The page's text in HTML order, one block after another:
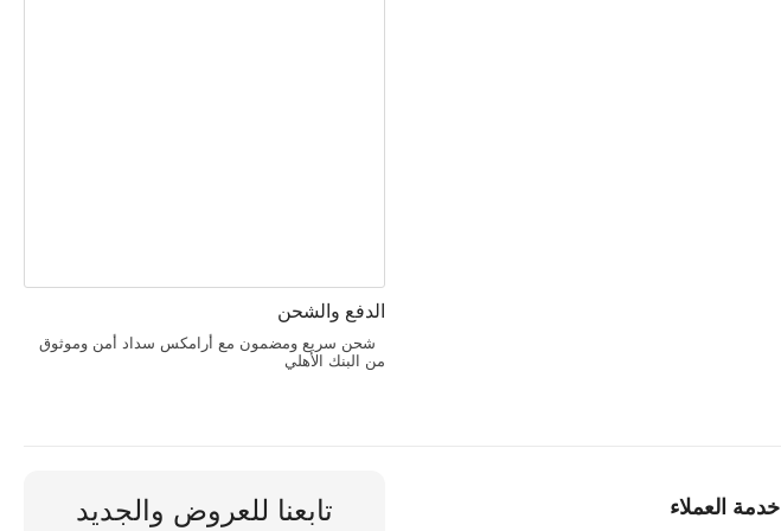
الدفع والشحن
شحن سريع ومضمون مع أرامكس سداد أمن وموثوق
من البنك الأهلي
خدمة العملاء تابعنا للعروض والجديد